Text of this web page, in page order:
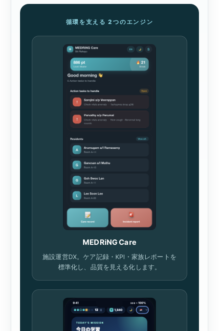
循環を支える 2つのエンジン
MEDRiNG Care
施設運営DX。ケア記録・KPI・家族レポートを
標準化し、品質を見える化します。